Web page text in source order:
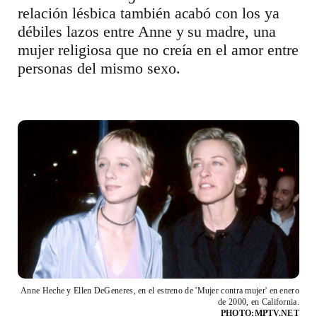
relación lésbica también acabó con los ya
débiles lazos entre Anne y su madre, una
mujer religiosa que no creía en el amor entre
personas del mismo sexo.
Anne Heche y Ellen DeGeneres, en el estreno de 'Mujer contra mujer' en enero
de 2000, en California.
PHOTO:MPTV.NET